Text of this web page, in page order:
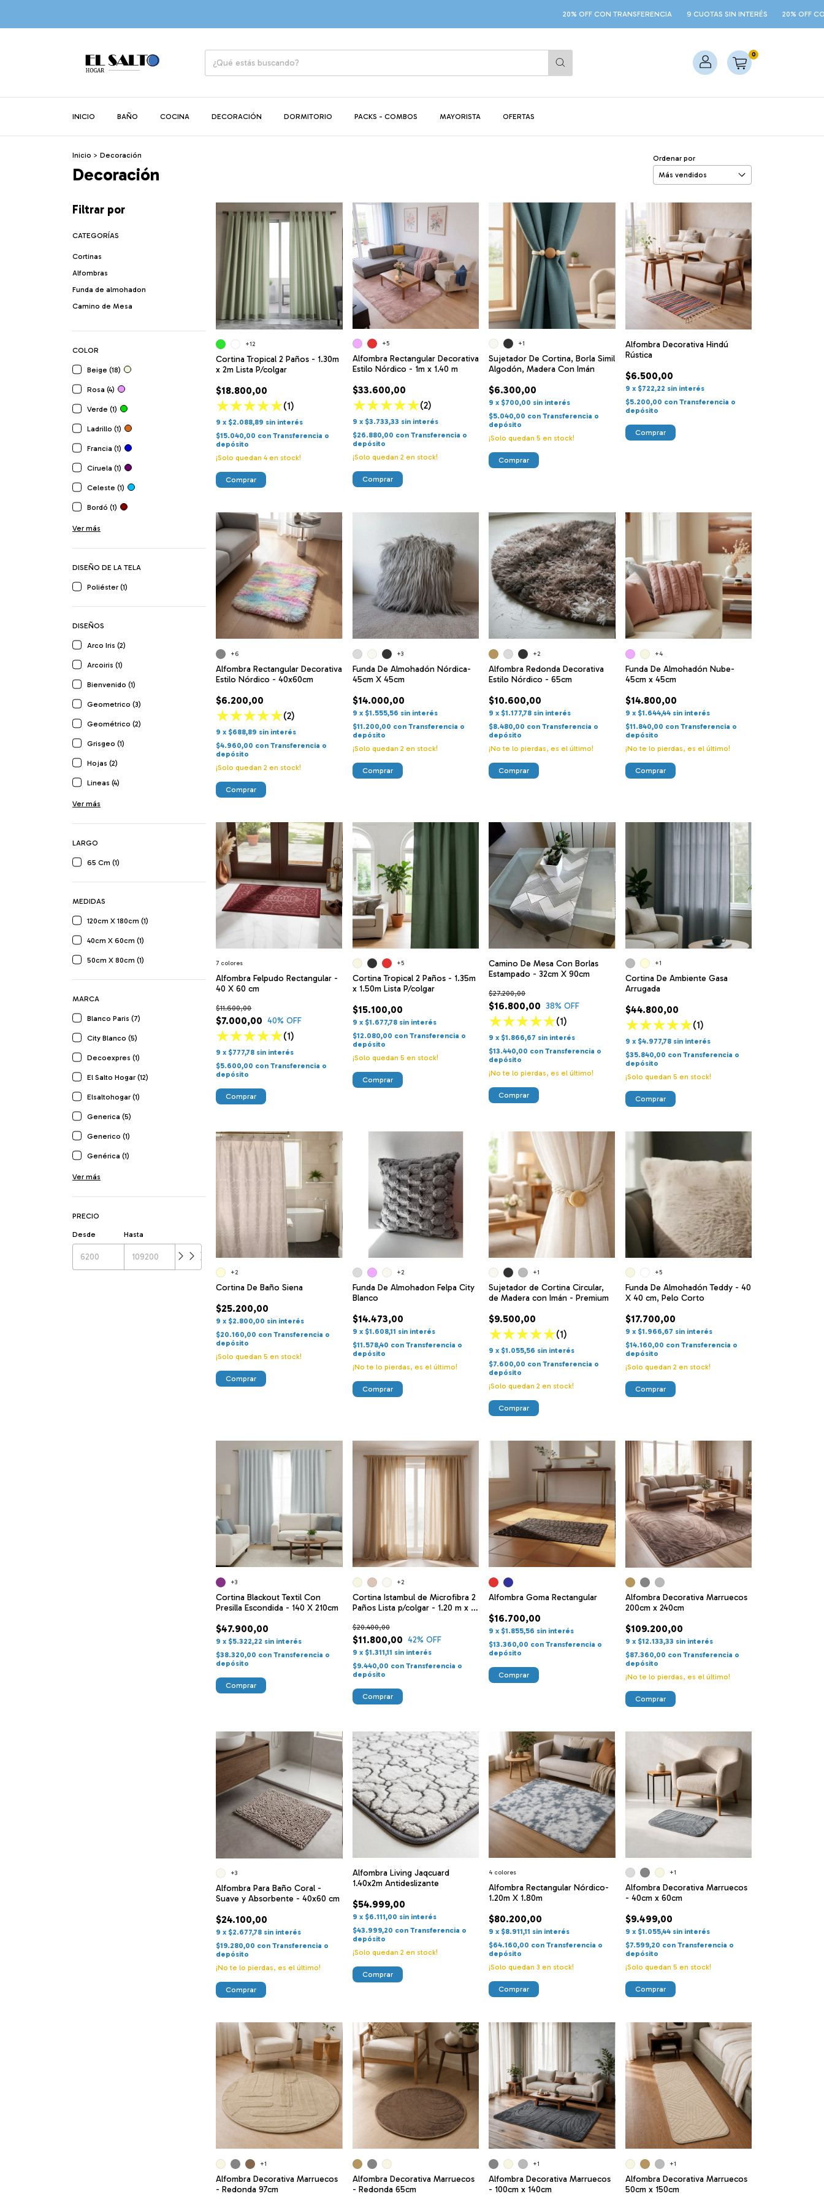
20% OFF CON TRANSFERENCIA 9 CUOTAS SIN INTERÉS 20% OFF CON TRANSFERENCIA
0
INICIO BAÑO COCINA DECORACIÓN DORMITORIO PACKS - COMBOS MAYORISTA OFERTAS
Inicio > Decoración
Decoración
Ordenar por
Filtrar por
CATEGORÍAS
Cortinas
Alfombras
Funda de almohadon
Camino de Mesa
COLOR
Beige (18)
Rosa (4)
Verde (1)
Ladrillo (1)
Francia (1)
Ciruela (1)
Celeste (1)
Bordó (1)
Ver más
DISEÑO DE LA TELA
Poliéster (1)
DISEÑOS
Arco Iris (2)
Arcoiris (1)
Bienvenido (1)
Geometrico (3)
Geométrico (2)
Grisgeo (1)
Hojas (2)
Lineas (4)
Ver más
LARGO
65 Cm (1)
MEDIDAS
120cm X 180cm (1)
40cm X 60cm (1)
50cm X 80cm (1)
MARCA
Blanco Paris (7)
City Blanco (5)
Decoexpres (1)
El Salto Hogar (12)
Elsaltohogar (1)
Generica (5)
Generico (1)
Genérica (1)
Ver más
PRECIO
Desde Hasta
Cortina Tropical 2 Paños - 1.30m
x 2m Lista P/colgar
$18.800,00
(1)
9 x $2.088,89 sin interés
$15.040,00 con Transferencia o
depósito
¡Solo quedan4en stock!
+12
Comprar
Alfombra Rectangular Decorativa
Estilo Nórdico - 1m x 1.40 m
$33.600,00
(2)
9 x $3.733,33 sin interés
$26.880,00 con Transferencia o
depósito
¡Solo quedan 2 en stock!
+5
Comprar
Sujetador De Cortina, Borla Simil
Algodón, Madera Con Imán
$6.300,00
9 x $700,00 sin interés
$5.040,00 con Transferencia o
depósito
¡Solo quedan5 en stock!
+1
Comprar
Alfombra Decorativa Hindú
Rústica
$6.500,00
9 x $722,22 sin interés
$5.200,00 con Transferencia o
depósito
Comprar
Alfombra Rectangular Decorativa
Estilo Nórdico - 40x60cm
$6.200,00
(2)
9 x $688,89 sin interés
$4.960,00 con Transferencia o
depósito
¡Solo quedan2 en stock!
+6
Comprar
Funda De Almohadón Nórdica-
45cm X 45cm
$14.000,00
9 x $1.555,56 sin interés
$11.200,00 con Transferencia o
depósito
¡Solo quedan 2 en stock!
+3
Comprar
Alfombra Redonda Decorativa
Estilo Nórdico - 65cm
$10.600,00
9 x $1.177,78 sin interés
$8.480,00 con Transferencia o
depósito
¡No te lo pierdas, es el último!
+2
Comprar
Funda De Almohadón Nube-
45cm x 45cm
$14.800,00
9 x $1.644,44 sin interés
$11.840,00 con Transferencia o
depósito
¡No te lo pierdas, es el último!
+4
Comprar
Alfombra Felpudo Rectangular -
40 X 60 cm
$7.000,00
$11.600,00
40% OFF
(1)
9 x $777,78 sin interés
$5.600,00 con Transferencia o
depósito
7 colores
Comprar
Cortina Tropical 2 Paños - 1.35m
x 1.50m Lista P/colgar
$15.100,00
9 x $1.677,78 sin interés
$12.080,00 con Transferencia o
depósito
¡Solo quedan 5 en stock!
+5
Comprar
Camino De Mesa Con Borlas
Estampado - 32cm X 90cm
$16.800,00
$27.200,00
38% OFF
(1)
9 x $1.866,67 sin interés
$13.440,00 con Transferencia o
depósito
¡No te lo pierdas, es el último!
Comprar
Cortina De Ambiente Gasa
Arrugada
$44.800,00
(1)
9 x $4.977,78 sin interés
$35.840,00 con Transferencia o
depósito
¡Solo quedan 5 en stock!
+1
Comprar
Cortina De Baño Siena
$25.200,00
9 x $2.800,00 sin interés
$20.160,00 con Transferencia o
depósito
¡Solo quedan5 en stock!
+2
Comprar
Funda De Almohadon Felpa City
Blanco
$14.473,00
9 x $1.608,11 sin interés
$11.578,40 con Transferencia o
depósito
¡No te lo pierdas, es el último!
+2
Comprar
Sujetador de Cortina Circular,
de Madera con Imán - Premium
$9.500,00
(1)
9 x $1.055,56 sin interés
$7.600,00 con Transferencia o
depósito
¡Solo quedan2 en stock!
+1
Comprar
Funda De Almohadón Teddy - 40
X 40 cm, Pelo Corto
$17.700,00
9 x $1.966,67 sin interés
$14.160,00 con Transferencia o
depósito
¡Solo quedan 2 en stock!
+5
Comprar
Cortina Blackout Textil Con
Presilla Escondida - 140 X 210cm
$47.900,00
9 x $5.322,22 sin interés
$38.320,00 con Transferencia o
depósito
+3
Comprar
Cortina Istambul de Microfibra 2
Paños Lista p/colgar - 1.20 m x 2
$11.800,00
$20.400,00
42% OFF
9 x $1.311,11 sin interés
$9.440,00 con Transferencia o
depósito
+2
Comprar
Alfombra Goma Rectangular
$16.700,00
9 x $1.855,56 sin interés
$13.360,00 con Transferencia o
depósito
Comprar
Alfombra Decorativa Marruecos
200cm x 240cm
$109.200,00
9 x $12.133,33 sin interés
$87.360,00 con Transferencia o
depósito
¡No te lo pierdas, es el último!
Comprar
Alfombra Para Baño Coral -
Suave y Absorbente - 40x60 cm
$24.100,00
9 x $2.677,78 sin interés
$19.280,00 con Transferencia o
depósito
¡No te lo pierdas, es el último!
+3
Comprar
Alfombra Living Jaqcuard
1.40x2m Antideslizante
$54.999,00
9 x $6.111,00 sin interés
$43.999,20 con Transferencia o
depósito
¡Solo quedan 2 en stock!
Comprar
Alfombra Rectangular Nórdico-
1.20m X 1.80m
$80.200,00
9 x $8.911,11 sin interés
$64.160,00 con Transferencia o
depósito
¡Solo quedan3 en stock!
4 colores
Comprar
Alfombra Decorativa Marruecos
- 40cm x 60cm
$9.499,00
9 x $1.055,44 sin interés
$7.599,20 con Transferencia o
depósito
¡Solo quedan 5 en stock!
+1
Comprar
Alfombra Decorativa Marruecos
- Redonda 97cm
+1
Alfombra Decorativa Marruecos
- Redonda 65cm
Alfombra Decorativa Marruecos
- 100cm x 140cm
+1
Alfombra Decorativa Marruecos
50cm x 150cm
+1